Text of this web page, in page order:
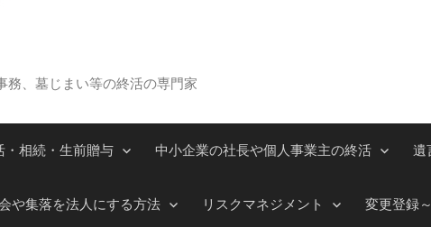
務、墓じまい等の終活の専門家
・相続・生前贈与 中小企業の社長や個人事業主の終活 遺
や集落を法人にする方法 リスクマネジメント 変更登録